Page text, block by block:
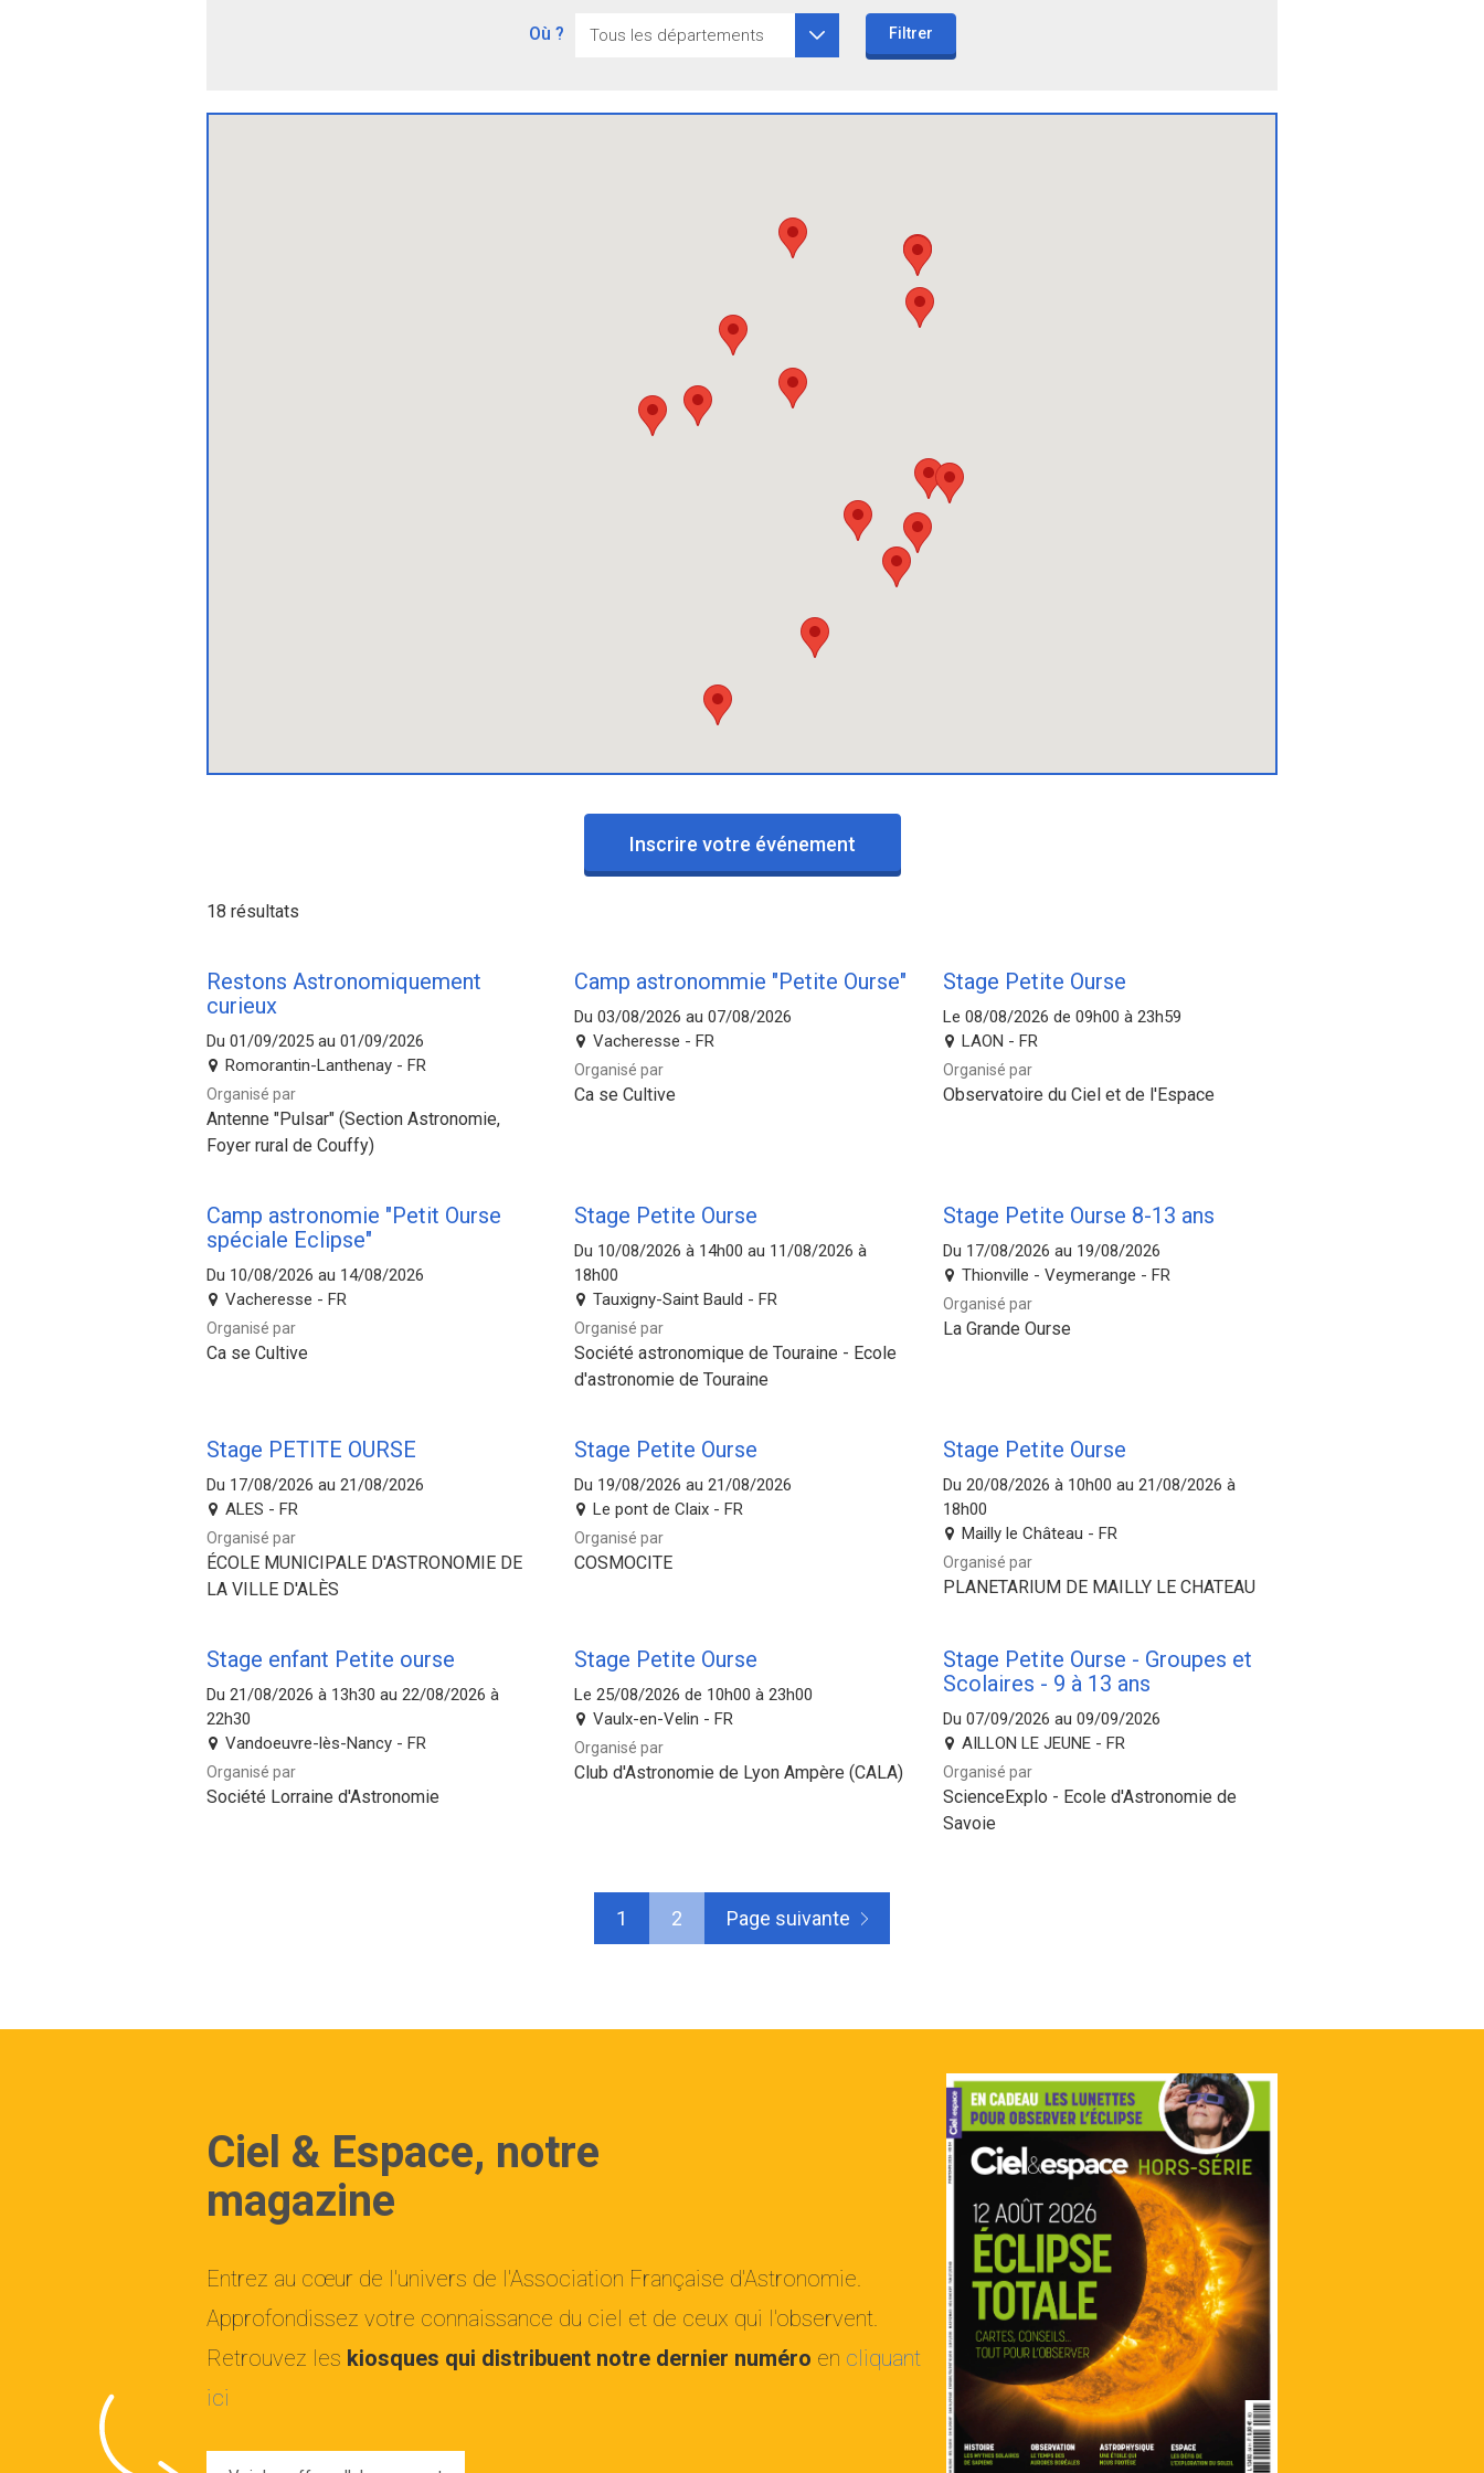
Où ? Filtrer
Inscrire votre événement
18 résultats
Restons Astronomiquement
curieux
Du 01/09/2025 au 01/09/2026
Romorantin-Lanthenay - FR
Organisé par
Antenne "Pulsar" (Section Astronomie,
Foyer rural de Couffy)
Camp astronommie "Petite Ourse"
Du 03/08/2026 au 07/08/2026
Vacheresse - FR
Organisé par
Ca se Cultive
Stage Petite Ourse
Le 08/08/2026 de 09h00 à 23h59
LAON - FR
Organisé par
Observatoire du Ciel et de l'Espace
Camp astronomie "Petit Ourse
spéciale Eclipse"
Du 10/08/2026 au 14/08/2026
Vacheresse - FR
Organisé par
Ca se Cultive
Stage Petite Ourse
Du 10/08/2026 à 14h00 au 11/08/2026 à
18h00
Tauxigny-Saint Bauld - FR
Organisé par
Société astronomique de Touraine - Ecole
d'astronomie de Touraine
Stage Petite Ourse 8-13 ans
Du 17/08/2026 au 19/08/2026
Thionville - Veymerange - FR
Organisé par
La Grande Ourse
Stage PETITE OURSE
Du 17/08/2026 au 21/08/2026
ALES - FR
Organisé par
ÉCOLE MUNICIPALE D'ASTRONOMIE DE
LA VILLE D'ALÈS
Stage Petite Ourse
Du 19/08/2026 au 21/08/2026
Le pont de Claix - FR
Organisé par
COSMOCITE
Stage Petite Ourse
Du 20/08/2026 à 10h00 au 21/08/2026 à
18h00
Mailly le Château - FR
Organisé par
PLANETARIUM DE MAILLY LE CHATEAU
Stage enfant Petite ourse
Du 21/08/2026 à 13h30 au 22/08/2026 à
22h30
Vandoeuvre-lès-Nancy - FR
Organisé par
Société Lorraine d'Astronomie
Stage Petite Ourse
Le 25/08/2026 de 10h00 à 23h00
Vaulx-en-Velin - FR
Organisé par
Club d'Astronomie de Lyon Ampère (CALA)
Stage Petite Ourse - Groupes et
Scolaires - 9 à 13 ans
Du 07/09/2026 au 09/09/2026
AILLON LE JEUNE - FR
Organisé par
ScienceExplo - Ecole d'Astronomie de
Savoie
1 2 Page suivante
Ciel & Espace, notre
magazine
Entrez au cœur de l'univers de l'Association Française d'Astronomie.
Approfondissez votre connaissance du ciel et de ceux qui l'observent.
Retrouvez les kiosques qui distribuent notre dernier numéro en cliquant
ici